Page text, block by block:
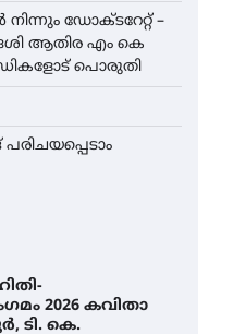
ഡോക്ടറേറ്റ് –
ആതിര എം കെ
പൊരുതി
2026 കവിതാ
ടി. കെ.